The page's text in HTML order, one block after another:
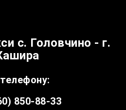
с. Головчино - г.
850-88-33